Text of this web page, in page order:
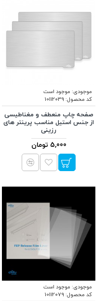
موجودی: موجود است
کد محصول: 10112039
صفحه چاپ منعطف و مغناطیسی
از جنس استیل مناسب پرینتر های
رزینی
5,000 تومان
موجودی: موجود است
کد محصول: 10112079